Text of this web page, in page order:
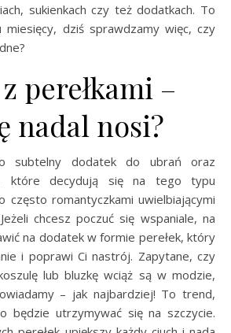
sukienkach czy też dodatkach. To
dziś sprawdzamy więc, czy
perełkami –
nadal nosi?
subtelny dodatek do ubrań oraz
które decydują się na tego typu
często romantyczkami uwielbiającymi
chcesz poczuć się wspaniale, na
na dodatek w formie perełek, który
i poprawi Ci nastrój. Zapytane, czy
lub bluzkę wciąż są w modzie,
– jak najbardziej! To trend,
będzie utrzymywać się na szczycie.